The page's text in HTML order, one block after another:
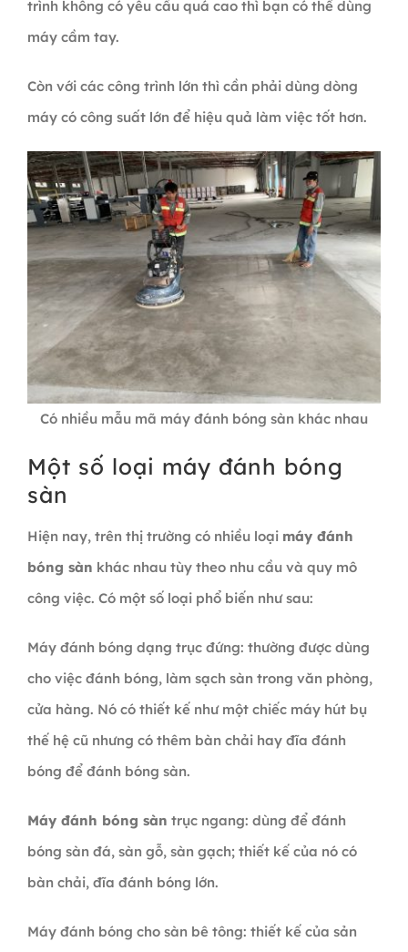
trình không có yêu cầu quá cao thì bạn có thể dùng
máy cầm tay.
Còn với các công trình lớn thì cần phải dùng dòng
máy có công suất lớn để hiệu quả làm việc tốt hơn.
Có nhiều mẫu mã máy đánh bóng sàn khác nhau
Một số loại máy đánh bóng
sàn
Hiện nay, trên thị trường có nhiều loại máy đánh
bóng sàn khác nhau tùy theo nhu cầu và quy mô
công việc. Có một số loại phổ biến như sau:
Máy đánh bóng dạng trục đứng: thường được dùng
cho việc đánh bóng, làm sạch sàn trong văn phòng,
cửa hàng. Nó có thiết kế như một chiếc máy hút bụ
thế hệ cũ nhưng có thêm bàn chải hay đĩa đánh
bóng để đánh bóng sàn.
Máy đánh bóng sàn trục ngang: dùng để đánh
bóng sàn đá, sàn gỗ, sàn gạch; thiết kế của nó có
bàn chải, đĩa đánh bóng lớn.
Máy đánh bóng cho sàn bê tông: thiết kế của sản